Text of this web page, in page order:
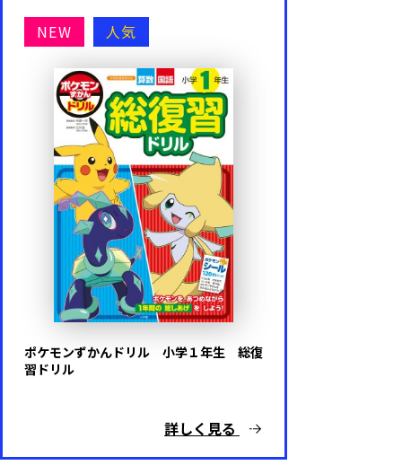
NEW 人気
ポケモンずかんドリル 小学１年生 総復
習ドリル
詳しく見る